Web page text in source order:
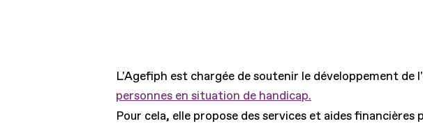
L'Agefiph est chargée de soutenir le développement de
personnes en situation de handicap.
Pour cela, elle propose des services et aides financières